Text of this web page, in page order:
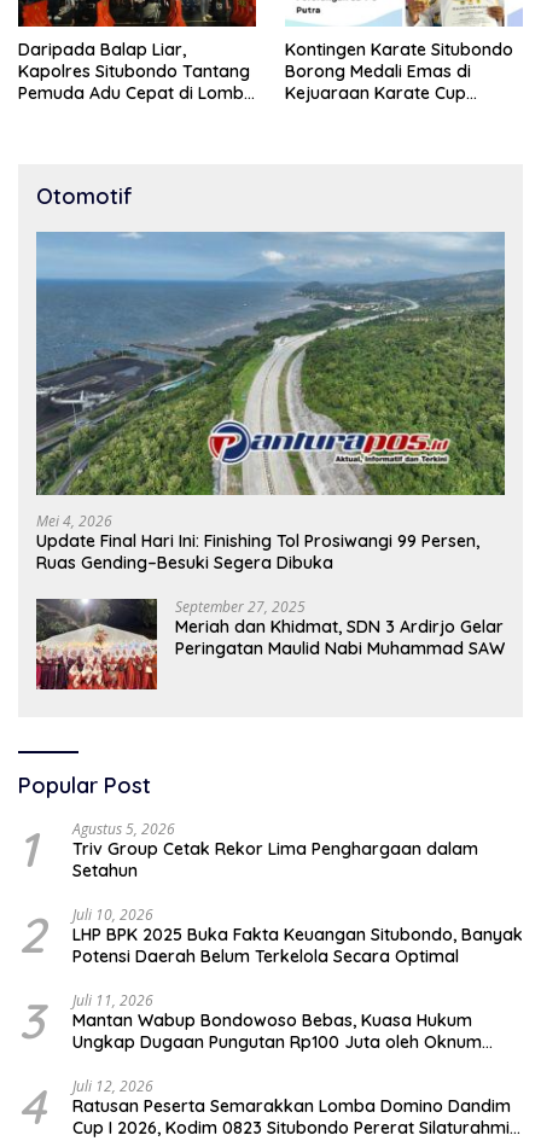
Daripada Balap Liar,
Kapolres Situbondo Tantang
Pemuda Adu Cepat di Lomba
Kontingen Karate Situbondo
Borong Medali Emas di
Kejuaraan Karate Cup
Otomotif
Mei 4, 2026
Update Final Hari Ini: Finishing Tol Prosiwangi 99 Persen,
Ruas Gending–Besuki Segera Dibuka
September 27, 2025
Meriah dan Khidmat, SDN 3 Ardirjo Gelar
Peringatan Maulid Nabi Muhammad SAW
Popular Post
1 Agustus 5, 2026
Triv Group Cetak Rekor Lima Penghargaan dalam
Setahun
2 Juli 10, 2026
LHP BPK 2025 Buka Fakta Keuangan Situbondo, Banyak
Potensi Daerah Belum Terkelola Secara Optimal
3 Juli 11, 2026
Mantan Wabup Bondowoso Bebas, Kuasa Hukum
Ungkap Dugaan Pungutan Rp100 Juta oleh Oknum
4 Juli 12, 2026
Ratusan Peserta Semarakkan Lomba Domino Dandim
Cup I 2026, Kodim 0823 Situbondo Pererat Silaturahmi